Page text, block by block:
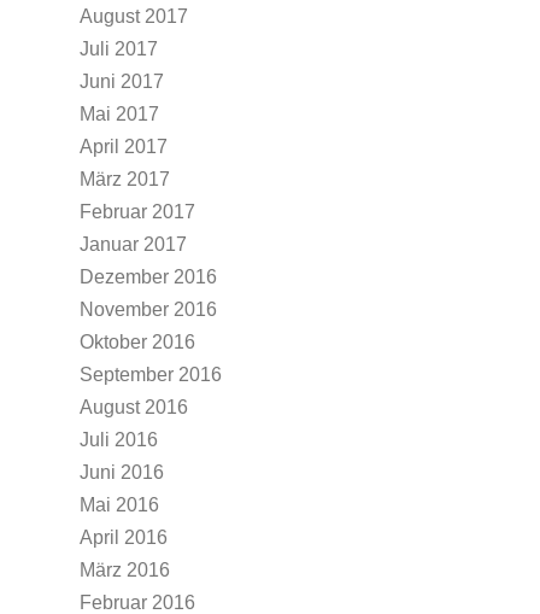
August 2017
Juli 2017
Juni 2017
Mai 2017
April 2017
März 2017
Februar 2017
Januar 2017
Dezember 2016
November 2016
Oktober 2016
September 2016
August 2016
Juli 2016
Juni 2016
Mai 2016
April 2016
März 2016
Februar 2016